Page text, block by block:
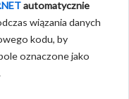
automatycznie
wiązania danych
kodu, by
oznaczone jako